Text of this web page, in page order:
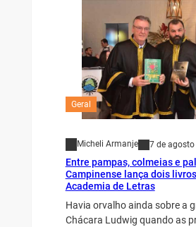
Geral
Micheli Armanje 7 de
Entre pampas, colmeias e
Campinense lança dois
Academia de Letras
Havia orvalho ainda sobre a
Chácara Ludwig quando as